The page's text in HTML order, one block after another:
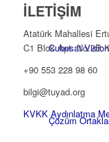
Cubesat
Çözüm
İLETİŞİM
Atatürk Mahallesi
C1 Blok Apt. No:2B
+90 553 228 98 60
bilgi@tuyad.org
KVKK Aydınlatma